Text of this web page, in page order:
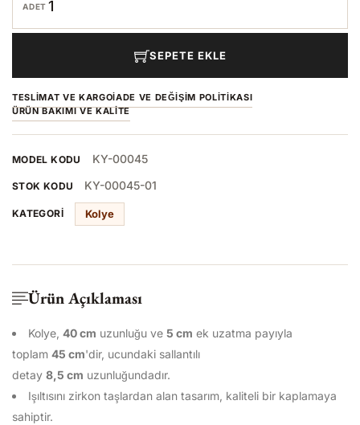
ADET
SEPETE EKLE
TESLIMAT VE KARGOİADE VE DEĞIŞIM POLITIKASI
ÜRÜN BAKIMI VE KALITE
MODEL KODU KY-00045
STOK KODU KY-00045-01
KATEGORI Kolye
Ürün Açıklaması
Kolye, 40 cm uzunluğu ve 5 cm ek uzatma payıyla
toplam 45 cm'dir, ucundaki sallantılı
detay 8,5 cm uzunluğundadır.
Işıltısını zirkon taşlardan alan tasarım, kaliteli bir kaplamaya
sahiptir.